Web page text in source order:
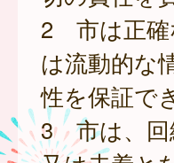
2 市は正確
は流動的な
性を保証で
3 市は、回